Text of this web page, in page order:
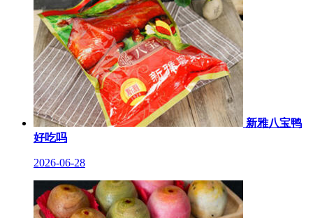
新雅八宝鸭
好吃吗
2026-06-28